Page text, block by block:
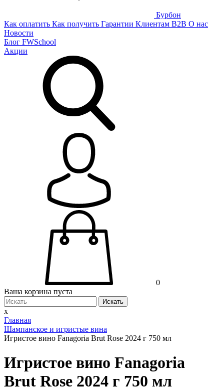
Бурбон
Как оплатить Как получить Гарантии Клиентам B2B О нас
Новости
Блог FWSchool
Акции
0
Ваша корзина пуста
Искать
x
Главная
Шампанское и игристые вина
Игристое вино Fanagoria Brut Rose 2024 г 750 мл
Игристое вино Fanagoria
Brut Rose 2024 г 750 мл